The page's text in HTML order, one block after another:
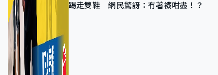
踢走雙鞋 網民驚訝：冇著襪咁盡！？